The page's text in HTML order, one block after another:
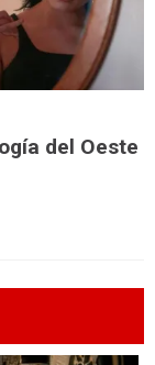
del Oeste